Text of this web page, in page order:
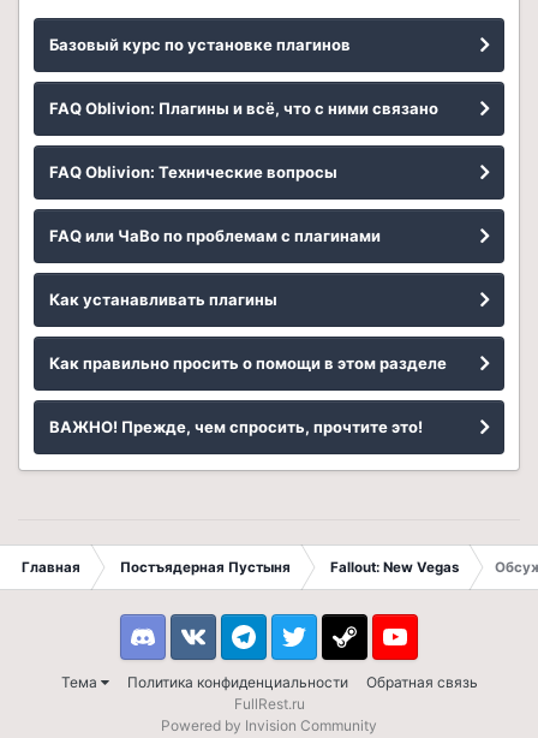
Базовый курс по установке плагинов
FAQ Oblivion: Плагины и всё, что с ними связано
FAQ Oblivion: Технические вопросы
FAQ или ЧаВо по проблемам с плагинами
Как устанавливать плагины
Как правильно просить о помощи в этом разделе
ВАЖНО! Прежде, чем спросить, прочтите это!
Главная Постъядерная Пустыня Fallout: New Vegas
Тема Политика конфиденциальности Обратная связь
DiscordVK TelegramTwitter Steam Youtube
FullRest.ru
Powered by Invision Community